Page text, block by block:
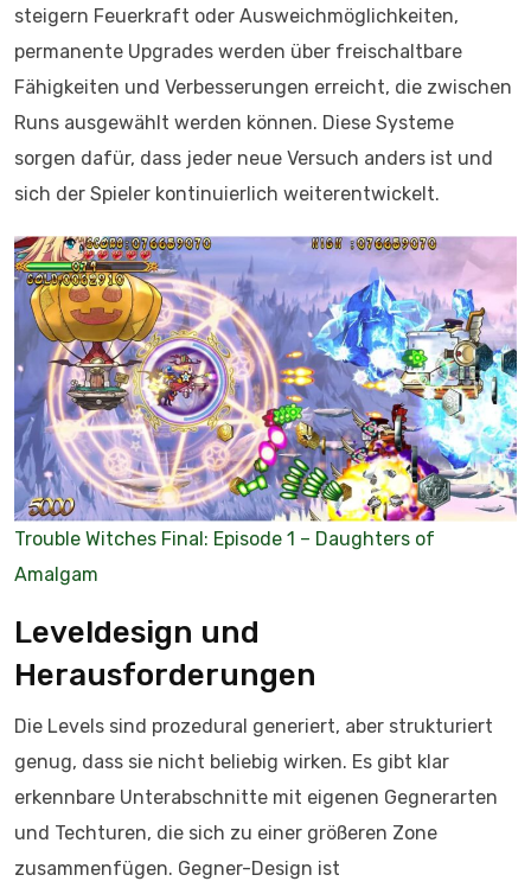
steigern Feuerkraft oder Ausweichmöglichkeiten,
permanente Upgrades werden über freischaltbare
Fähigkeiten und Verbesserungen erreicht, die zwischen
Runs ausgewählt werden können. Diese Systeme
sorgen dafür, dass jeder neue Versuch anders ist und
sich der Spieler kontinuierlich weiterentwickelt.
Trouble Witches Final: Episode 1 – Daughters of
Amalgam
Leveldesign und
Herausforderungen
Die Levels sind prozedural generiert, aber strukturiert
genug, dass sie nicht beliebig wirken. Es gibt klar
erkennbare Unterabschnitte mit eigenen Gegnerarten
und Techturen, die sich zu einer größeren Zone
zusammenfügen. Gegner-Design ist